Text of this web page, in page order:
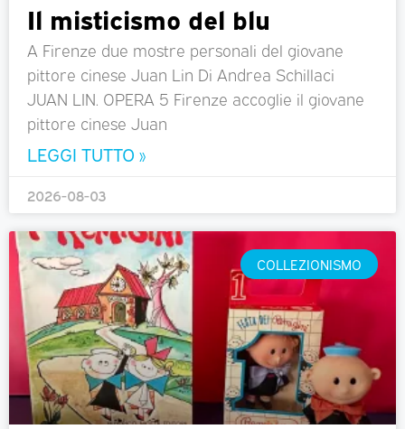
Il misticismo del blu
A Firenze due mostre personali del giovane
pittore cinese Juan Lin Di Andrea Schillaci
JUAN LIN. OPERA 5 Firenze accoglie il giovane
pittore cinese Juan
LEGGI TUTTO »
2026-08-03
COLLEZIONISMO